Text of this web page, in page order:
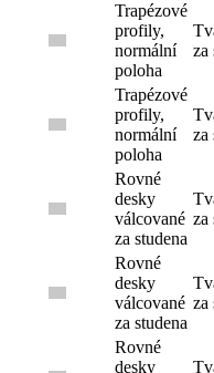
Trapézové
profily,
normální
poloha
za
Trapézové
profily,
normální
poloha
za
Rovné
desky
válcované
za studena
za
Rovné
desky
válcované
za studena
za
Rovné
desky